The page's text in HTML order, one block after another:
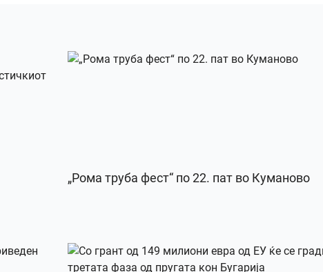
„Рома труба фест“ по 22. пат во Куманово